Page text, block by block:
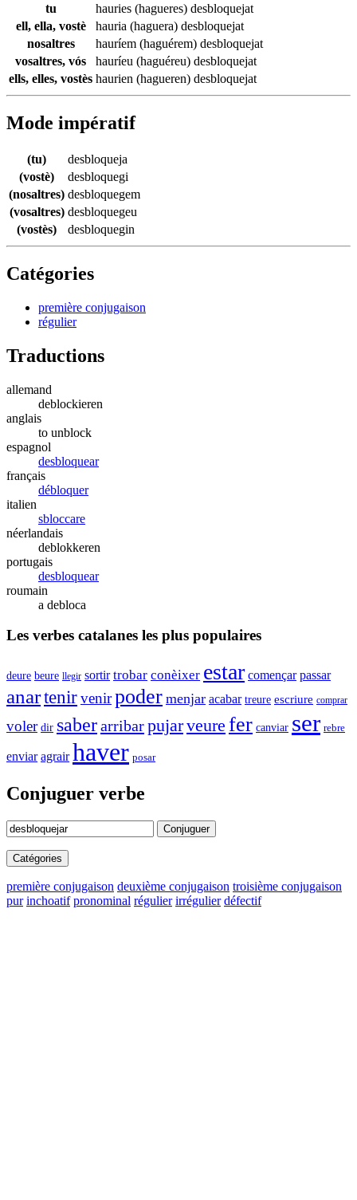
tu
hauries (hagueres) desbloquejat
ell, ella, vostè
hauria (haguera) desbloquejat
nosaltres
hauríem (haguérem) desbloquejat
vosaltres, vós
hauríeu (haguéreu) desbloquejat
ells, elles, vostès haurien (hagueren) desbloquejat
Mode impératif
(tu)
desbloqueja
(vostè)
desbloquegi
(nosaltres) desbloquegem
(vosaltres) desbloquegeu
(vostès)
desbloquegin
Catégories
première conjugaison
régulier
Traductions
allemand
deblockieren
anglais
to unblock
espagnol
desbloquear
français
débloquer
italien
sbloccare
néerlandais
deblokkeren
portugais
desbloquear
roumain
a debloca
Les verbes catalanes les plus populaires
deure beure llegir sortir trobar conèixer estar començar passar
anartenirvenirpoder menjar acabar treure escriure comprar
voler dir saberarribarpujarveure fer canviar ser rebre
enviar agrair haver posar
Conjuguer verbe
Conjuguer
Catégories
première conjugaison deuxième conjugaison troisième conjugaison
pur inchoatif pronominal régulier irrégulier défectif